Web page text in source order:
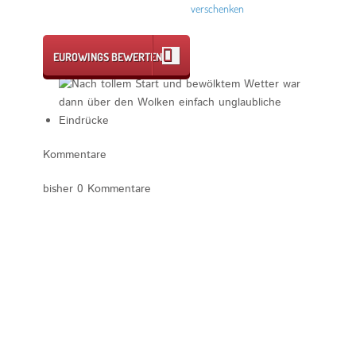
verschenken
EUROWINGS BEWERTEN
Kommentare
bisher 0 Kommentare